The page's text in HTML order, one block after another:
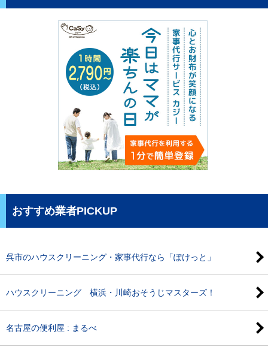
おすすめ業者PICKUP
呉市のハウスクリーニング・家事代行なら「ぽけっと」
ハウスクリーニング 横浜・川崎おそうじマスターズ！
名古屋の便利屋 : まるべ